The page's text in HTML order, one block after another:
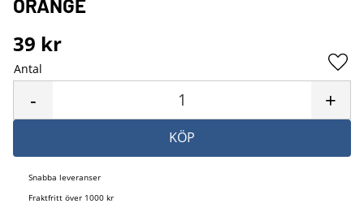
ORANGE
39 kr
Antal
+
-
KÖP
Snabba leveranser
Fraktfritt över 1000 kr